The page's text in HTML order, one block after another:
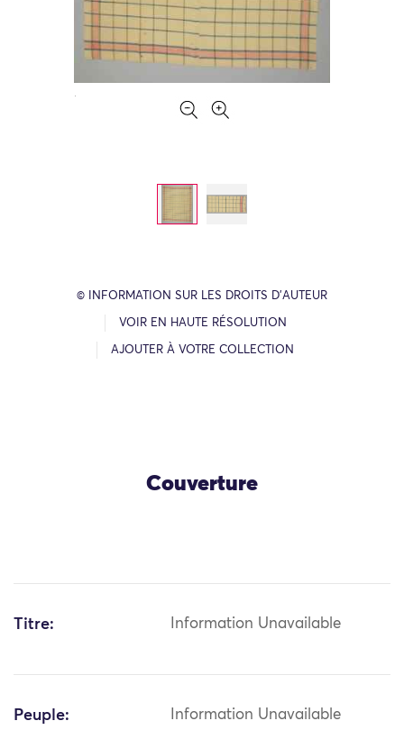
© INFORMATION SUR LES DROITS D’AUTEUR
VOIR EN HAUTE RÉSOLUTION
AJOUTER À VOTRE COLLECTION
Couverture
Titre: Information Unavailable
Peuple: Information Unavailable